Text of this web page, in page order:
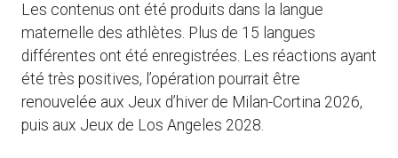
Les contenus ont été produits dans la langue
maternelle des athlètes. Plus de 15 langues
différentes ont été enregistrées. Les réactions ayant
été très positives, l’opération pourrait être
renouvelée aux Jeux d’hiver de Milan-Cortina 2026,
puis aux Jeux de Los Angeles 2028.